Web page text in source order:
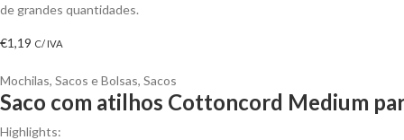
de grandes quantidades.
€1,19 C/ IVA
Mochilas, Sacos e Bolsas, Sacos
Saco com atilhos Cottoncord Medium
Highlights: